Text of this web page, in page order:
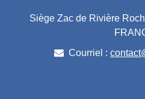
Siège Zac de Rivière
Courriel :